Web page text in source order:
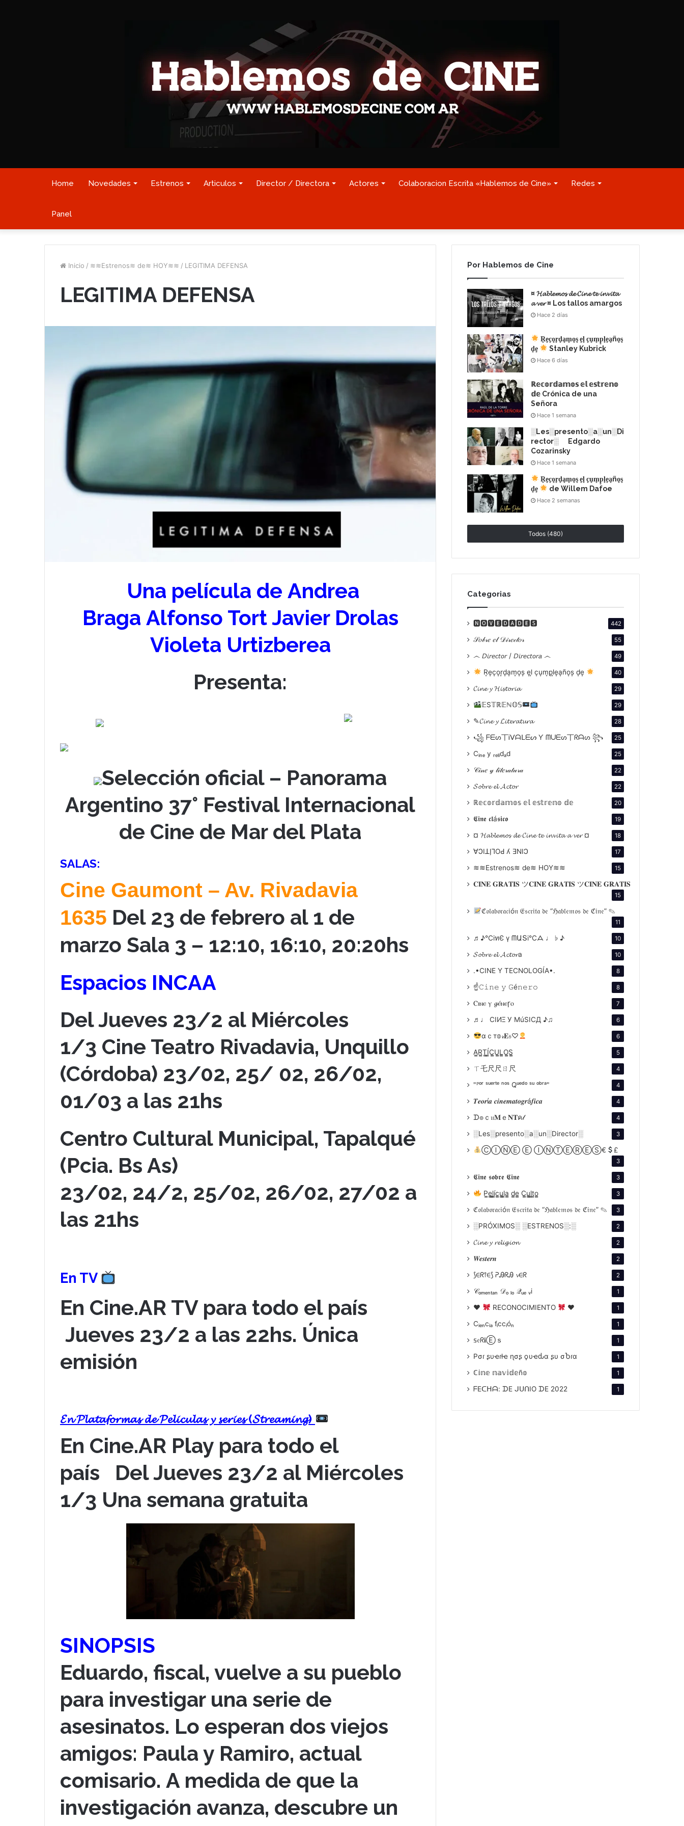
Home Novedades Estrenos Articulos Director / Directora Actores Colaboracion Escrita «Hablemos de Cine» Redes
Panel
Inicio / ≋≋Estrenos≋ de≋ HOY≋≋ / LEGITIMA DEFENSA
LEGITIMA DEFENSA
Una película de Andrea
Braga Alfonso Tort Javier Drolas
Violeta Urtizberea
Presenta:
Selección oficial – Panorama
Argentino 37° Festival Internacional
de Cine de Mar del Plata
SALAS:
Cine Gaumont – Av. Rivadavia
1635 Del 23 de febrero al 1 de
marzo Sala 3 – 12:10, 16:10, 20:20hs
Espacios INCAA
Del Jueves 23/2 al Miércoles
1/3 Cine Teatro Rivadavia, Unquillo
(Córdoba) 23/02, 25/ 02, 26/02,
01/03 a las 21hs
Centro Cultural Municipal, Tapalqué
(Pcia. Bs As)
23/02, 24/2, 25/02, 26/02, 27/02 a
las 21hs
En TV
En Cine.AR TV para todo el país
Jueves 23/2 a las 22hs. Única
emisión
𝓔𝓷 𝓟𝓵𝓪𝓽𝓪𝓯𝓸𝓻𝓶𝓪𝓼 𝓭𝓮 𝓟𝓮𝓵𝓲𝓬𝓾𝓵𝓪𝓼 𝔂 𝓼𝓮𝓻𝓲𝓮𝓼 (𝓢𝓽𝓻𝓮𝓪𝓶𝓲𝓷𝓰)
En Cine.AR Play para todo el
país
Del Jueves 23/2 al Miércoles
1/3 Una semana gratuita
SINOPSIS
Eduardo, fiscal, vuelve a su pueblo
para investigar una serie de
asesinatos. Lo esperan dos viejos
amigos: Paula y Ramiro, actual
comisario. A medida de que la
investigación avanza, descubre un
Por Hablemos de Cine
¤ 𝓗𝓪𝓫𝓵𝓮𝓶𝓸𝓼 𝓭𝓮 𝓒𝓲𝓷𝓮 𝓽𝓮 𝓲𝓷𝓿𝓲𝓽𝓪
𝓪 𝓿𝓮𝓻 ¤ Los tallos amargos
Hace 2 días
R͙e͙c͙o͙r͙d͙a͙m͙o͙s͙ e͙l͙ c͙u͙m͙p͙l͙e͙a͙ño͙s͙
d͙e͙
Stanley Kubrick
Hace 6 días
ℝ𝕖𝕔𝕠𝕣𝕕𝕒𝕞𝕠𝕤 𝕖𝕝 𝕖𝕤𝕥𝕣𝕖𝕟𝕠
𝕕𝕖 Crónica de una
Señora
Hace 1 semana
░Les░presento░a░un░Di
rector░ Edgardo
Cozarinsky
Hace 1 semana
R͙e͙c͙o͙r͙d͙a͙m͙o͙s͙ e͙l͙ c͙u͙m͙p͙l͙e͙a͙ño͙s͙
d͙e͙
de Willem Dafoe
Hace 2 semanas
Todos (480)
Categorias
🅽🅾🆅🅴🅳🅰🅳🅴🆂 442
𝒮𝑜𝒷𝓇𝑒 𝑒𝓁 𝒟𝒾𝓇𝑒𝒸𝓉𝑜𝓇 55
෴ 𝘋𝘪𝘳𝘦𝘤𝘵𝘰𝘳 / 𝘋𝘪𝘳𝘦𝘤𝘵𝘰𝘳𝘢 ෴ 49
R͙e͙c͙o͙r͙d͙a͙m͙o͙s͙ e͙l͙ c͙u͙m͙p͙l͙e͙a͙ño͙s͙ d͙e͙ 40
𝓒𝓲𝓷𝓮 𝔂 𝓗𝓲𝓼𝓽𝓸𝓻𝓲𝓪 29
𝔼S𝕋ℝ𝔼ℕ𝕆𝕊 29
✎𝓒𝓲𝓷𝓮 𝔂 𝓛𝓲𝓽𝓮𝓻𝓪𝓽𝓾𝓻𝓪 28
꧁ ᖴᗴᔕ丅Ꭵᐯᗩᒪᗴᔕ Ƴ ᗰᑌᗴᔕ丅ᖇᗩᔕ ꧂ 25
Cᵢₙₑ y ᵣₑₗᵢdₐd 25
𝒞𝒾𝓃𝑒 𝓎 𝓁𝒾𝓉𝑒𝓇𝒶𝓉𝓊𝓇𝒶 22
𝓢𝓸𝓫𝓻𝓮 𝓮𝓵 𝓐𝓬𝓽𝓸𝓻 22
ℝ𝕖𝕔𝕠𝕣𝕕𝕒𝕞𝕠𝕤 𝕖𝕝 𝕖𝕤𝕥𝕣𝕖𝕟𝕠 𝕕𝕖 20
𝕮𝖎𝖓𝖊 𝖈𝖑á𝖘𝖎𝖈𝖔 19
¤ 𝓗𝓪𝓫𝓵𝓮𝓶𝓸𝓼 𝓭𝓮 𝓒𝓲𝓷𝓮 𝓽𝓮 𝓲𝓷𝓿𝓲𝓽𝓪 𝓪 𝓿𝓮𝓻 ¤ 18
∀ϽIꓕI̗⅂OԀ ʎ ƎNIϽ 17
≋≋Estrenos≋ de≋ HOY≋≋ 15
𝐂𝐈𝐍𝐄 𝐆𝐑𝐀𝐓𝐈𝐒 ツ𝐂𝐈𝐍𝐄 𝐆𝐑𝐀𝐓𝐈𝐒 ツ𝐂𝐈𝐍𝐄 𝐆𝐑𝐀𝐓𝐈𝐒
15
ℭ𝔬𝔩𝔞𝔟𝔬𝔯𝔞𝔠𝔦ó𝔫 𝔈𝔰𝔠𝔯𝔦𝔱𝔞 𝔡𝔢 “ℌ𝔞𝔟𝔩𝔢𝔪𝔬𝔰 𝔡𝔢 ℭ𝔦𝔫𝔢” ✎
11
♬♪℃іทЄ ү ᗰԱՏі℃ᗋ ♩ ♭ ♪ 10
𝓢𝓸𝓫𝓻𝓮 𝓮𝓵 𝓐𝓬𝓽𝓸𝓻a 10
.•CINE Y TECNOLOGÍA•. 8
☝𝙲𝚒𝚗𝚎 𝚢 𝙶é𝚗𝚎𝚛𝚘 8
Ⲥⲓⲛⲉ ⲩ 𝓰ⲉ́ⲛⲉꞅⲟ 7
♬♩ CIИΞ У MúSICД ♪♫ 6
αｃт𝕠𝓇𝐄𝔰♡ 6
A̳R̳T̳Í̳C̳U̳L̳O̳S̳ 5
ㄒ乇尺尺ㄖ尺 4
"ᴾᵒʳ ˢᵘᵉʳᵗᵉ ⁿᵒˢ Qᵘᵉᵈᵒ ˢᵘ ᵒᵇʳᵃ" 4
𝑻𝒆𝒐𝒓í𝒂 𝒄𝒊𝒏𝒆𝒎𝒂𝒕𝒐𝒈𝒓á𝒇𝒊𝒄𝒂 4
ᗪ๏ｃ𝔲𝐌ｅ𝐍𝐓ค𝓁 4
░Les░presento░a░un░Director░ 3
ⒸⒾⓃⒺ Ⓔ ⒾⓃⓉⒺⓇⒺⓈ€ £
3
𝕮𝖎𝖓𝖊 𝖘𝖔𝖇𝖗𝖊 𝕮𝖎𝖓𝖊 3
P̳e̳l̳í̳c̳u̳l̳a̳ d̳e̳ C̳u̳l̳t̳o̳ 3
ℭ𝔬𝔩𝔞𝔟𝔬𝔯𝔞𝔠𝔦ó𝔫 𝔈𝔰𝔠𝔯𝔦𝔱𝔞 𝔡𝔢 “ℌ𝔞𝔟𝔩𝔢𝔪𝔬𝔰 𝔡𝔢 ℭ𝔦𝔫𝔢” ✎ 3
░PRÓXIMOS░ ░ESTRENOS░:░ 2
𝓒𝓲𝓷𝓮 𝔂 𝓻𝓮𝓵𝓲𝓰𝓲𝓸𝓷 2
𝑾𝒆𝒔𝒕𝒆𝒓𝒏 2
⟆∈ᖇ⫯∈⟆ ᕈᎯᖇᎯ 𝓿∈ᖇ 2
𝒞ₒₘₑₙₜₐₙ 𝒟ₒ ₗₒ 𝒬ᵤₑ ᵥi 1
♥ RECONOCIMIENTO ♥ 1
Cᵢₑₙcᵢₐ fᵢccᵢóₙ 1
𝕤𝔢ᖇ𝐢Ⓔｓ 1
Pσɾ ʂυҽɾƚҽ ɳσʂ ϙυҽԃα ʂυ σႦɾα 1
ℂ𝕚𝕟𝕖 𝕟𝕒𝕧𝕚𝕕𝕖ñ𝕠 1
ᖴEᑕᕼᗩ: ᗪE ᒍᑌᑎIO ᗪE 2022 1